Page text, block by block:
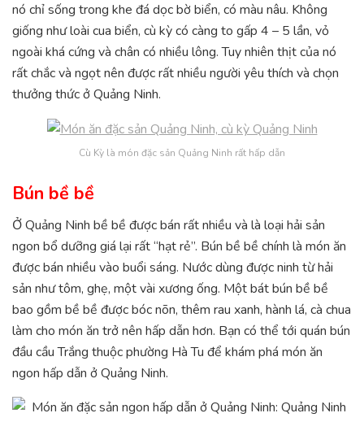
nó chỉ sống trong khe đá dọc bờ biển, có màu nâu. Không
giống như loài cua biển, cù kỳ có càng to gấp 4 – 5 lần, vỏ
ngoài khá cứng và chân có nhiều lông. Tuy nhiên thịt của nó
rất chắc và ngọt nên được rất nhiều người yêu thích và chọn
thưởng thức ở Quảng Ninh.
Cù Kỳ là món đặc sản Quảng Ninh rất hấp dẫn
Bún bề bề
Ở Quảng Ninh bề bề được bán rất nhiều và là loại hải sản
ngon bổ dưỡng giá lại rất “hạt rẻ”. Bún bề bề chính là món ăn
được bán nhiều vào buổi sáng. Nước dùng được ninh từ hải
sản như tôm, ghẹ, một vài xương ống. Một bát bún bề bề
bao gồm bề bề được bóc nõn, thêm rau xanh, hành lá, cà chua
làm cho món ăn trở nên hấp dẫn hơn. Bạn có thể tới quán bún
đầu cầu Trắng thuộc phường Hà Tu để khám phá món ăn
ngon hấp dẫn ở Quảng Ninh.